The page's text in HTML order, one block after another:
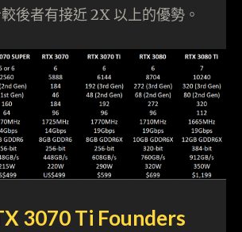
後者有接近 2X 以上的優勢。
3070 Ti Founders